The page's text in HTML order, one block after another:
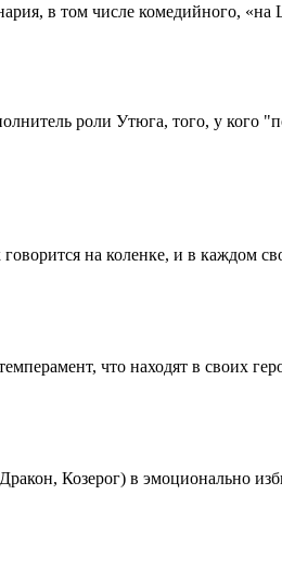
в том числе комедийного,
роли Утюга, того, у кого
на коленке, и в каждом
что находят в своих
Козерог) в эмоционально